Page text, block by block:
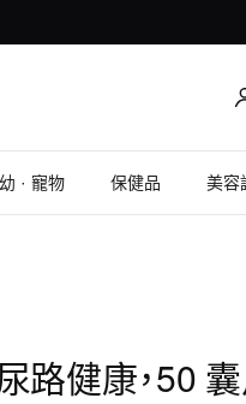
· 寵物 保健品 美容
路健康，50